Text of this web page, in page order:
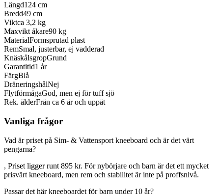
Längd124 cm
Bredd49 cm
Viktca 3,2 kg
Maxvikt åkare90 kg
MaterialFormsprutad plast
RemSmal, justerbar, ej vadderad
KnäskålsgropGrund
Garantitid1 år
FärgBlå
DräneringshålNej
FlytförmågaGod, men ej för tuff sjö
Rek. ålderFrån ca 6 år och uppåt
Vanliga frågor
Vad är priset på Sim- & Vattensport kneeboard och är det värt
pengarna?
, Priset ligger runt 895 kr. För nybörjare och barn är det ett mycket
prisvärt kneeboard, men rem och stabilitet är inte på proffsnivå.
Passar det här kneeboardet för barn under 10 år?